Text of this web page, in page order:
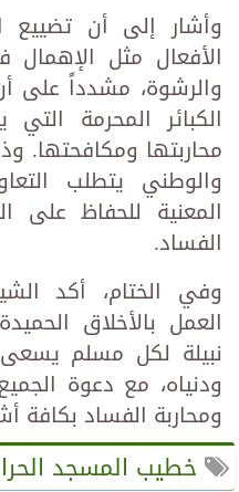
وأشار إلى أن تضييع
الأفعال مثل الإهمال
والرشوة، مشدداً على
الكبائر المحرمة
محاربتها ومكافحتها.
والوطني يتطلب
المعنية للحفاظ على
الفساد.
وفي الختام، أكد
العمل بالأخلاق
نبيلة لكل مسلم يسعى
ودنياه، مع دعوة
ومحاربة الفساد بكافة
خطيب المسجد